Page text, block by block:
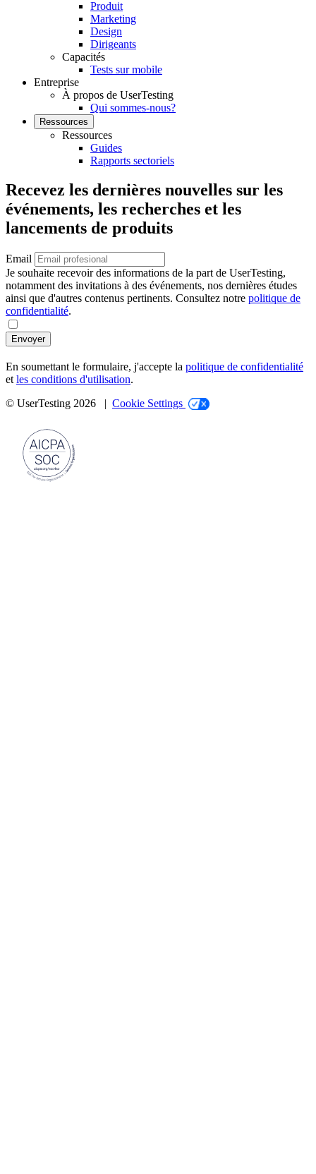
Produit
Marketing
Design
Dirigeants
Capacités
Tests sur mobile
Entreprise
À propos de UserTesting
Qui sommes-nous?
Ressources
Ressources
Guides
Rapports sectoriels
Recevez les dernières nouvelles sur les
événements, les recherches et les
lancements de produits
Email
Je souhaite recevoir des informations de la part de UserTesting,
notamment des invitations à des événements, nos dernières études
ainsi que d'autres contenus pertinents. Consultez notre politique de
confidentialité.
Envoyer
En soumettant le formulaire, j'accepte la politique de confidentialité
et les conditions d'utilisation.
© UserTesting 2026 | Cookie Settings